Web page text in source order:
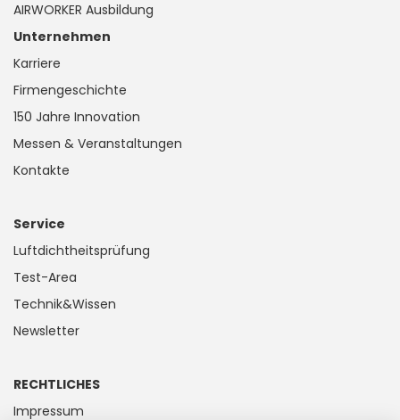
AIRWORKER Ausbildung
Unternehmen
Karriere
Firmengeschichte
150 Jahre Innovation
Messen & Veranstaltungen
Kontakte
Service
Luftdichtheitsprüfung
Test-Area
Technik&Wissen
Newsletter
RECHTLICHES
Impressum